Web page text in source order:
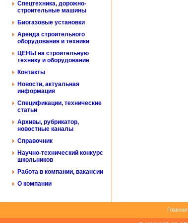
Спецтехника, дорожно-
строительные машины
Биогазовые установки
Аренда строительного
оборудования и техники
ЦЕНЫ на строительную
технику и оборудование
Контакты
Новости, актуальная
информация
Спецификации, технические
статьи
Архивы, рубрикатор,
новостные каналы
Справочник
Научно-технический конкурс
школьников
Работа в компании, вакансии
О компании
Главная